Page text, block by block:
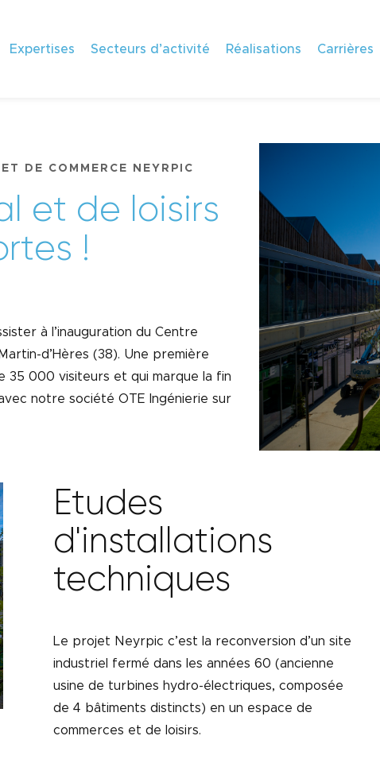
Expertises Secteurs d’activité Réalisations Carrières
DE COMMERCE NEYRPIC
l et de loisirs
rtes !
à l’inauguration du Centre
d’Hères (38). Une première
35 000 visiteurs et qui marque la fin
notre société OTE Ingénierie sur
Etudes
d'installations
techniques
Le projet Neyrpic c’est la reconversion d’un site
industriel fermé dans les années 60 (ancienne
usine de turbines hydro-électriques, composée
de 4 bâtiments distincts) en un espace de
commerces et de loisirs.